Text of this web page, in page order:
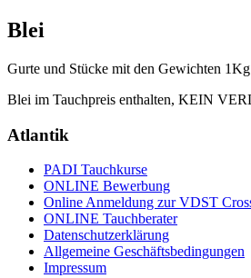
Blei
Gurte und Stücke mit den Gewichten
Blei im Tauchpreis enthalten, KEIN
Atlantik
PADI Tauchkurse
ONLINE Bewerbung
Online Anmeldung zur VDST
ONLINE Tauchberater
Datenschutzerklärung
Allgemeine Geschäftsbedingungen
Impressum